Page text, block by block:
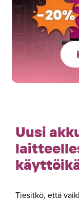
Uusi
Tiesitkö, että